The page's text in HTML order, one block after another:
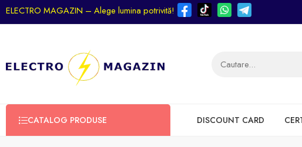
ELECTRO MAGAZIN – Alege lumina potrivită!
CATALOG PRODUSE DISCOUNT CARD